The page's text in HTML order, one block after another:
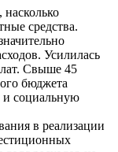
средства.
Усилилась
Свыше 45
бюджета
и социальную
в реализации